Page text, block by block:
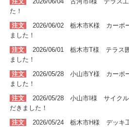
た！
注文
2026/06/02 栃木市K様 カーポ
ました！
注文
2026/06/01 栃木市T様 テラス
ました！
注文
2026/05/28 小山市Y様 カーポ
ました！
注文
2026/05/28 小山市I 様 サイクル
だきました！
注文
2026/05/24 栃木市H様 デッキ